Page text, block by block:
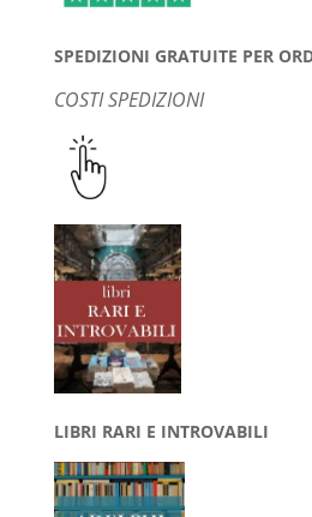
SPEDIZIONI GRATUITE PER
COSTI SPEDIZIONI
LIBRI RARI E INTROVABILI